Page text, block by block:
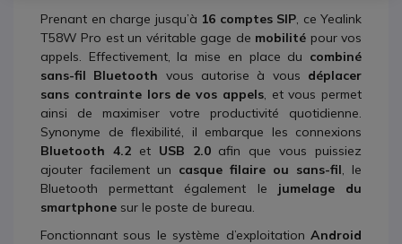
Prenant en charge jusqu’à 16 comptes SIP, ce Yealink
T58W Pro est un véritable gage de mobilité pour vos
appels. Effectivement, la mise en place du combiné
sans-fil Bluetooth vous autorise à vous déplacer
sans contrainte lors de vos appels, et vous permet
ainsi de maximiser votre productivité quotidienne.
Synonyme de flexibilité, il embarque les connexions
Bluetooth 4.2et USB 2.0afin que vous puissiez
ajouter facilement un casque filaire ou sans-fil, le
Bluetooth permettant également le jumelage du
smartphone sur le poste de bureau.
Fonctionnant sous le système d’exploitation Android